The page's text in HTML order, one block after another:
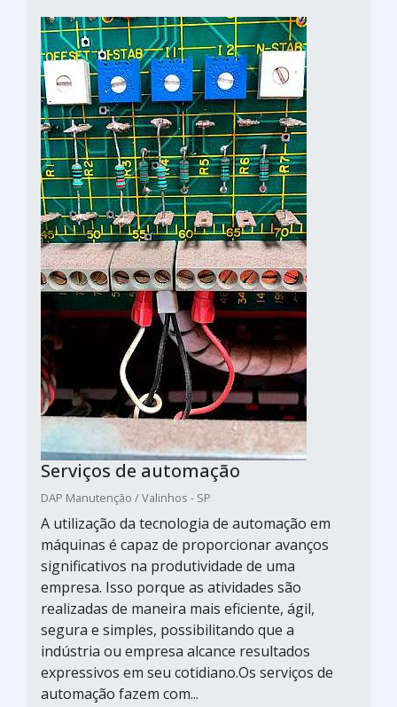
Serviços de automação
DAP Manutenção / Valinhos - SP
A utilização da tecnologia de automação em
máquinas é capaz de proporcionar avanços
significativos na produtividade de uma
empresa. Isso porque as atividades são
realizadas de maneira mais eficiente, ágil,
segura e simples, possibilitando que a
indústria ou empresa alcance resultados
expressivos em seu cotidiano.Os serviços de
automação fazem com...